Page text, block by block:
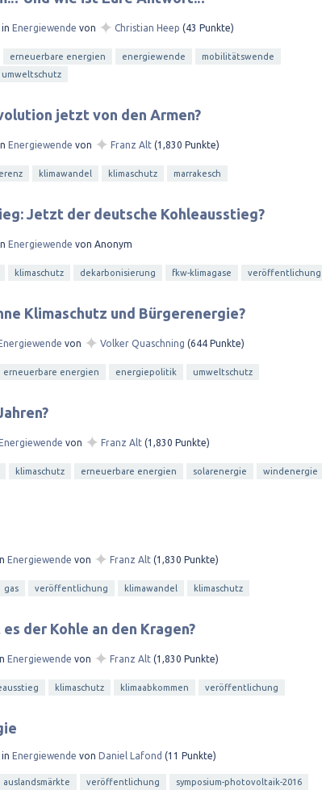
in Energiewende von ✦ Christian Heep (43 Punkte)
erneuerbare energien energiewende
mobilitätswende
umweltschutz
jetzt von den Armen?
Energiewende von ✦ Franz Alt (1,830 Punkte)
klimawandel klimaschutz marrakesch
Jetzt der deutsche Kohleausstieg?
Energiewende von Anonym
klimaschutz dekarbonisierung fkw-klimagase veröffentlichung
Klimaschutz und Bürgerenergie?
von ✦ Volker Quaschning (644 Punkte)
erneuerbare energien energiepolitik umweltschutz
von ✦ Franz Alt (1,830 Punkte)
klimaschutz erneuerbare energien solarenergie
windenergie
Energiewende von ✦ Franz Alt (1,830 Punkte)
gas veröffentlichung klimawandel klimaschutz
der Kohle an den Kragen?
Energiewende von ✦ Franz Alt (1,830 Punkte)
klimaschutz klimaabkommen veröffentlichung
in Energiewende von Daniel Lafond (11 Punkte)
auslandsmärkte veröffentlichung symposium-photovoltaik-2016